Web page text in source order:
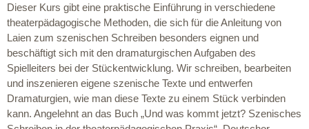
Dieser Kurs gibt eine praktische Einführung in verschiedene
theaterpädagogische Methoden, die sich für die Anleitung von
Laien zum szenischen Schreiben besonders eignen und
beschäftigt sich mit den dramaturgischen Aufgaben des
Spielleiters bei der Stückentwicklung. Wir schreiben, bearbeiten
und inszenieren eigene szenische Texte und entwerfen
Dramaturgien, wie man diese Texte zu einem Stück verbinden
kann. Angelehnt an das Buch „Und was kommt jetzt? Szenisches